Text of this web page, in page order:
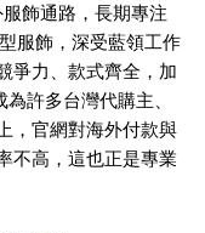
飾通路，長期專注
服飾，深受藍領工作
爭力、款式齊全，加
許多台灣代購主、
，官網對海外付款與
不高，這也正是專業